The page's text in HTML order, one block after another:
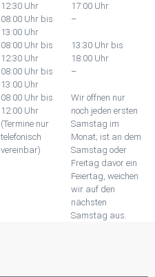
12:30 Uhr
17:00 Uhr
08:00 Uhr bis
13:00 Uhr
–
08:00 Uhr bis
12:30 Uhr
13:30 Uhr bis
18:00 Uhr
08:00 Uhr bis
13:00 Uhr
–
08:00 Uhr bis
12:00 Uhr
(Termine nur
telefonisch
vereinbar)
Wir öffnen nur
noch jeden ersten
Samstag im
Monat; ist an dem
Samstag oder
Freitag davor ein
Feiertag, weichen
wir auf den
nächsten
Samstag aus.